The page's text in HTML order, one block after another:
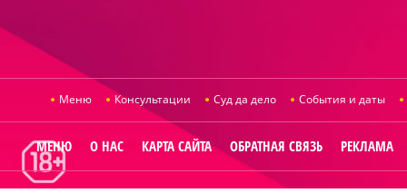
Меню Консультации Суд да дело События и даты
МЕНЮ О НАС КАРТА САЙТА ОБРАТНАЯ СВЯЗЬ РЕКЛАМА